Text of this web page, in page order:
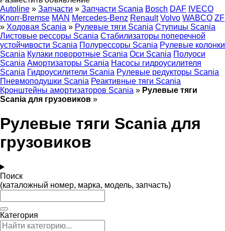
Autoline » Запчасти » Запчасти Scania Bosch DAF IVECO
Knorr-Bremse MAN Mercedes-Benz Renault Volvo WABCO ZF
» Ходовая Scania » Рулевые тяги Scania Ступицы Scania
Листовые рессоры Scania Стабилизаторы поперечной
устойчивости Scania Полурессоры Scania Рулевые колонки
Scania Кулаки поворотные Scania Оси Scania Полуоси
Scania Амортизаторы Scania Насосы гидроусилителя
Scania Гидроусилители Scania Рулевые редукторы Scania
Пневмоподушки Scania Реактивные тяги Scania
Кронштейны амортизаторов Scania » Рулевые тяги
Scania для грузовиков »
Рулевые тяги Scania для
грузовиков
Поиск
(каталожный номер, марка, модель, запчасть)
Категория